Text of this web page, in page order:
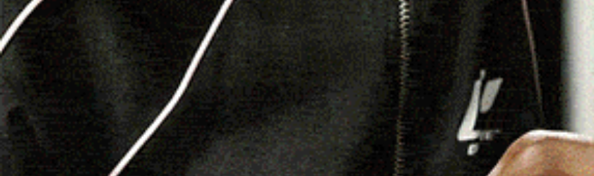
imprese agricole
, relativi ai tre Contratti di Filiera finanziati dal Ministero dell’Agricoltura, per un
importo complessivo pari a 100 milioni di euro
di contributo a fondo perduto e
150 milioni di euro
di investimenti
totali.
«Si tratta di un’operazione di straordinaria rilevanza economica e sociale – sottolinea Albiei –, che
coinvolge centinaia di imprese agricole e rappresenta un volano fondamentale per lo sviluppo delle
filiere produttive, la modernizzazione del settore primario e il rafforzamento della competitività del
sistema agricolo regionale».